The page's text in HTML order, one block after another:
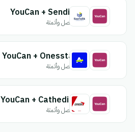
YouCan + Sendit
اتصل وأتمتة
YouCan + Onessta
اتصل وأتمتة
YouCan + Cathedis
اتصل وأتمتة